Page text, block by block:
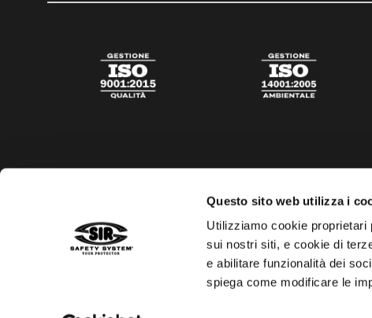
Questo sito web utilizza i
Utilizziamo cookie proprietari
sui nostri siti, e cookie di
e abilitare funzionalità dei
spiega come modificare le